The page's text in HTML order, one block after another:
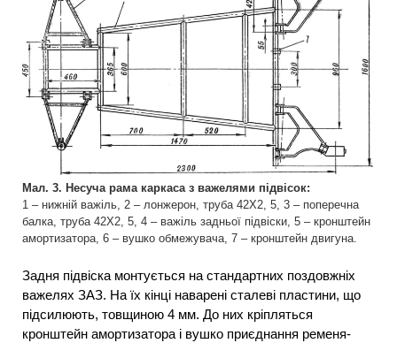
Мал. 3. Несуча рама каркаса з важелями підвісок:
1 – нижній важіль, 2 – лонжерон, труба 42X2, 5, 3 – поперечна
балка, труба 42X2, 5, 4 – важіль задньої підвіски, 5 – кронштейн
амортизатора, 6 – вушко обмежувача, 7 – кронштейн двигуна.
Задня підвіска монтується на стандартних поздовжніх
важелях ЗАЗ. На їх кінці наварені сталеві пластини, що
підсилюють, товщиною 4 мм. До них кріпляться
кронштейн амортизатора і вушко приєднання ременя-